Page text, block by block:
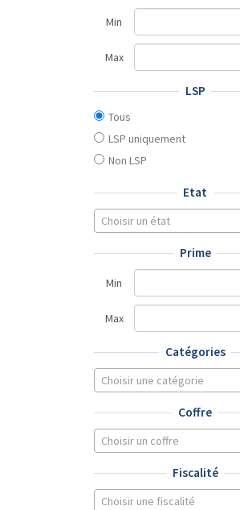
Min
Max
LSP
Tous
LSP uniquement
Non LSP
Etat
Choisir un état
Prime
Min
Max
Catégories
Choisir une catégorie
Coffre
Choisir un coffre
Fiscalité
Choisir une fiscalité